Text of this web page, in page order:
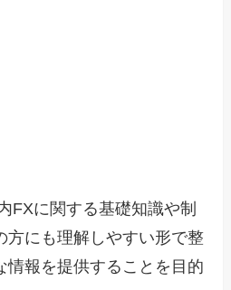
FXに関する基礎知識や制
方にも理解しやすい形で整
情報を提供することを目的